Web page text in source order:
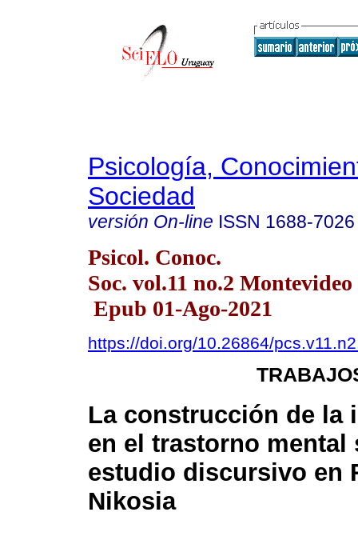
Psicología,
Sociedad
versión On-line ISSN 1688-7026
Psicol. Conoc.
Soc. vol.11 no.2
Epub 01-Ago-2021
https://doi.org/10.26864/
La construcción de la
en el trastorno mental
estudio discursivo en
Nikosia